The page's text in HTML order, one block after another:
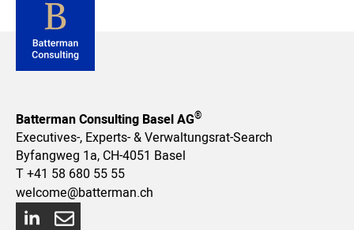
Batterman Consulting Basel AG®
Executives-, Experts- & Verwaltungsrat-Search
Byfangweg 1a, CH-4051 Basel
T+41 58 680 55 55
welcome@batterman.ch